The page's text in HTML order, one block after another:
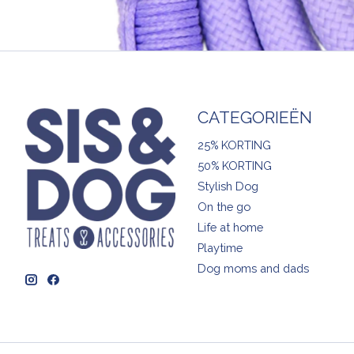
CATEGORIEËN
25% KORTING
50% KORTING
Stylish Dog
On the go
Life at home
Playtime
Dog moms and dads